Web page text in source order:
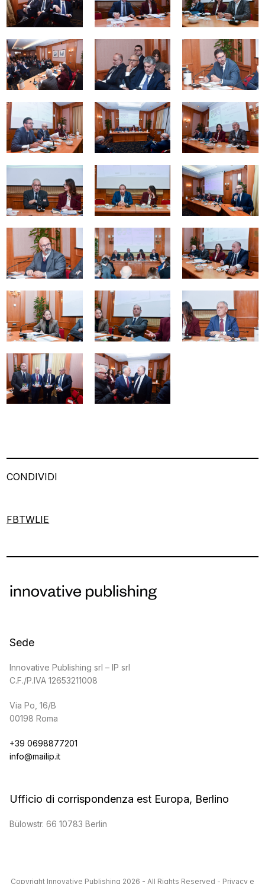
CONDIVIDI
FBTWLIE
Sede
Innovative Publishing srl – IP srl
C.F./P.IVA 12653211008
Via Po, 16/B
00198 Roma
+39 0698877201
info@mailip.it
Ufficio di corrispondenza est Europa, Berlino
Bülowstr. 66 10783 Berlin
Copyright Innovative Publishing 2026 - All Rights Reserved - Privacy e